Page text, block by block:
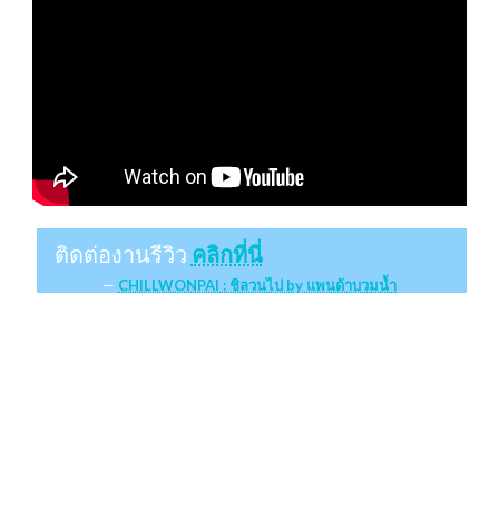
ติดต่องานรีวิว คลิกที่นี่
CHILLWONPAI : ชิลวนไป by แพนด้าบวมน้ำ